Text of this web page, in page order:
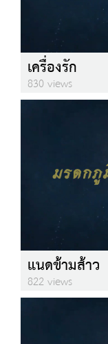
เครื่องรัก
830 views
แนดข้ามส้าว
822 views